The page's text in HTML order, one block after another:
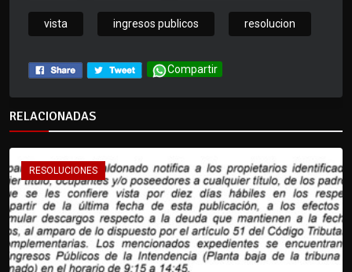
vista ingresos publicos resolucion
Compartir
RELACIONADAS
RESOLUCIONES